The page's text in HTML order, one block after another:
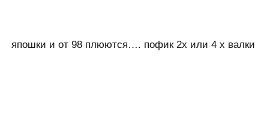
япошки и от 98 плюются…. пофик 2х или 4 х валки